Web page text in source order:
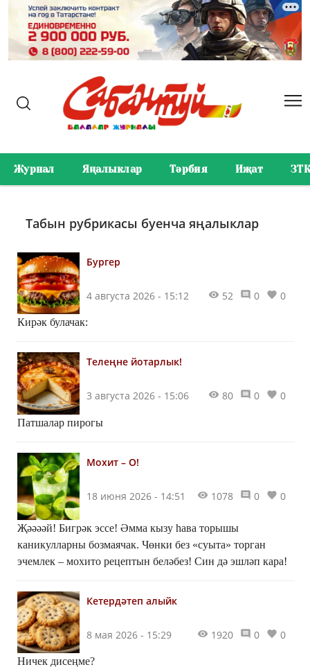
Журнал Яңалыклар Тәрбия Иҗат ЗТК
Табын рубрикасы буенча яңалыклар
Бургер
4 августа 2026 - 15:12 52 0 0
Кирәк булачак:
Телеңне йотарлык!
3 августа 2026 - 15:06 80 0 0
Патшалар пирогы
Мохит – О!
18 июня 2026 - 14:51 1078 0 0
Җәәәәй! Бигрәк эссе! Әмма кызу һава торышы
каникулларны бозмаячак. Чөнки без «суыта» торган
эчемлек – мохито рецептын беләбез! Син дә эшләп кара!
Кетердәтеп алыйк
8 мая 2026 - 15:29 1920 0 0
Ничек дисеңме?